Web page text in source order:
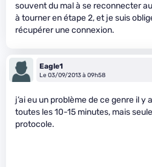
souvent du mal à se reconnecter
à tourner en étape 2, et je suis
récupérer une connexion.
Eagle1
Le 03/09/2013 à 09h58
j’ai eu un problème de ce genre il y
toutes les 10-15 minutes, mais
protocole.